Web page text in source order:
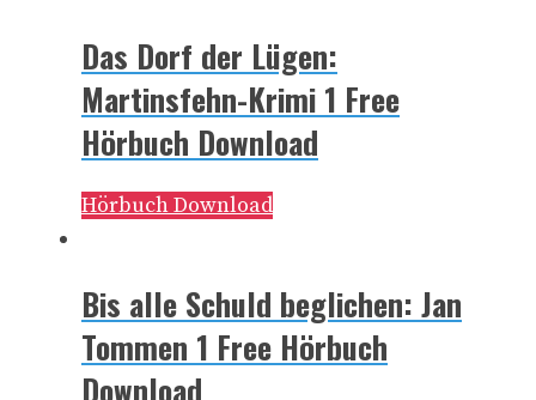
Das Dorf der Lügen:
Martinsfehn-Krimi 1 Free
Hörbuch Download
Hörbuch Download
Bis alle Schuld beglichen: Jan
Tommen 1 Free Hörbuch
Download